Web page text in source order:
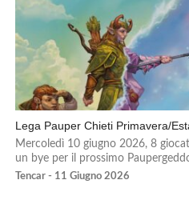
Lega Pauper Chieti Primavera/
Mercoledì 10 giugno 2026, 8
un bye per il prossimo
Tencar - 11 Giugno 2026